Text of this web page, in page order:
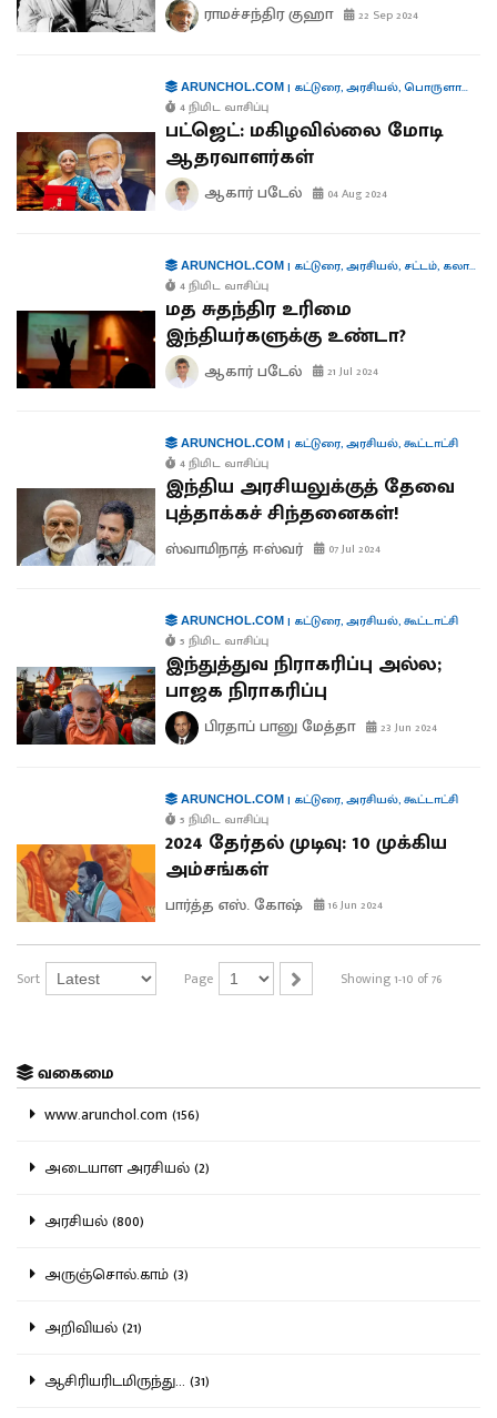
ராமச்சந்திர குஹா 22 Sep 2024
ARUNCHOL.COM| கட்டுரை,அரசியல்,பொருளாதாரம்
4 நிமிட வாசிப்பு
பட்ஜெட்: மகிழவில்லை மோடி
ஆதரவாளர்கள்
ஆகார் படேல் 04 Aug 2024
ARUNCHOL.COM| கட்டுரை,அரசியல், சட்டம், கலாச்சாரம்
4 நிமிட வாசிப்பு
மத சுதந்திர உரிமை
இந்தியர்களுக்கு உண்டா?
ஆகார் படேல் 21 Jul 2024
ARUNCHOL.COM| கட்டுரை,அரசியல்,கூட்டாட்சி
4 நிமிட வாசிப்பு
இந்திய அரசியலுக்குத் தேவை
புத்தாக்கச் சிந்தனைகள்!
ஸ்வாமிநாத் ஈஸ்வர் 07 Jul 2024
ARUNCHOL.COM| கட்டுரை,அரசியல்,கூட்டாட்சி
5 நிமிட வாசிப்பு
இந்துத்துவ நிராகரிப்பு அல்ல;
பாஜக நிராகரிப்பு
பிரதாப் பானு மேத்தா 23 Jun 2024
ARUNCHOL.COM| கட்டுரை,அரசியல்,கூட்டாட்சி
5 நிமிட வாசிப்பு
2024 தேர்தல் முடிவு: 10 முக்கிய
அம்சங்கள்
பார்த்த எஸ். கோஷ் 16 Jun 2024
Sort Page Showing 1-10 of 76
வகைமை
www.arunchol.com (156)
அடையாள அரசியல் (2)
அரசியல் (800)
அருஞ்சொல்.காம் (3)
அறிவியல் (21)
ஆசிரியரிடமிருந்து... (31)